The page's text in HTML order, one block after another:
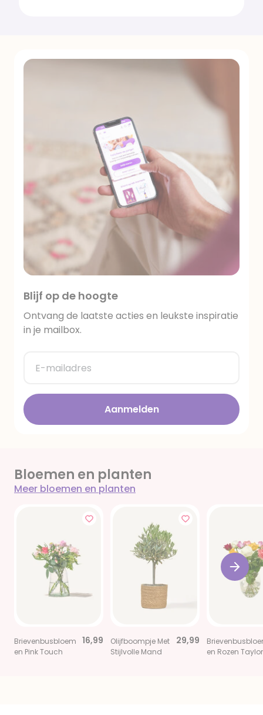
Blijf op de hoogte
Ontvang de laatste acties en leukste inspiratie
in je mailbox.
E-mailadres
Aanmelden
Bloemen en planten
Meer bloemen en planten
Brievenbusbloem
en Pink Touch
16,99
Olijfboompje Met
Stijlvolle Mand
29,99
en Rozen Taylor